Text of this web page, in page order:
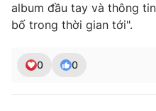
album đầu tay và thông
bố trong thời gian tới".
0 0